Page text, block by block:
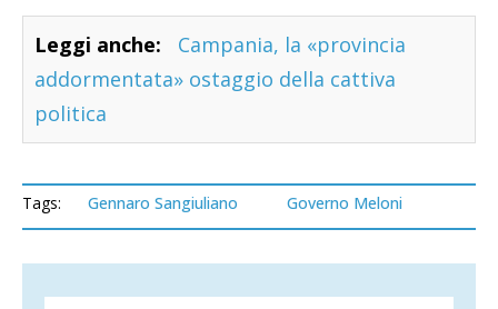
Leggi anche:
Campania, la «provincia
addormentata» ostaggio della cattiva
politica
Tags: Gennaro Sangiuliano Governo Meloni